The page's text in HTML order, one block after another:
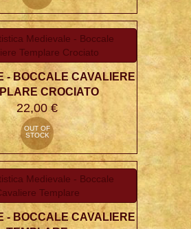
- BOCCALE CAVALIERE
CROCIATO
22,00 €
OUT OF
STOCK
- BOCCALE CAVALIERE